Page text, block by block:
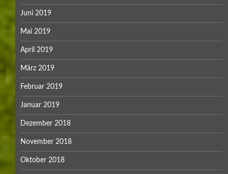
Juni 2019
Mai 2019
April 2019
März 2019
Februar 2019
Januar 2019
Dezember 2018
November 2018
Oktober 2018